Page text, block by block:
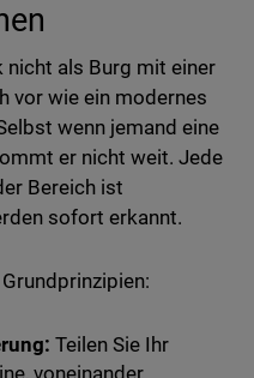
nicht als Burg mit einer
vor wie ein modernes
wenn jemand eine
er nicht weit. Jede
Bereich ist
sofort erkannt.
Teilen Sie Ihr